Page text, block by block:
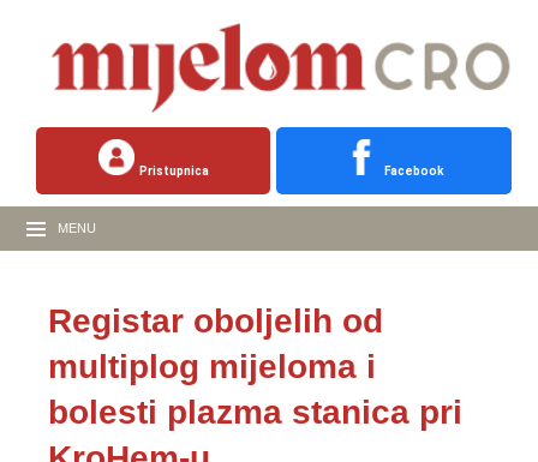
Pristupnica Facebook
MENU
Registar oboljelih od
multiplog mijeloma i
bolesti plazma stanica pri